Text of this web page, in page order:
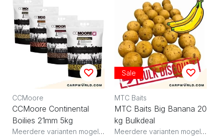
CCMoore
CCMoore Continental
Boilies 21mm 5kg
Meerdere varianten mogelijk
Sale
MTC Baits
MTC Baits Big Banana 20
kg Bulkdeal
Meerdere varianten mogelijk